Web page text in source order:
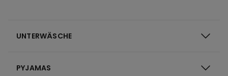
UNTERWÄSCHE
PYJAMAS